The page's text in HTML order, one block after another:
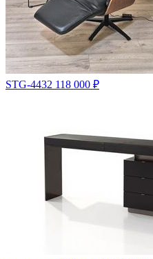
STG-4432 118 000 ₽